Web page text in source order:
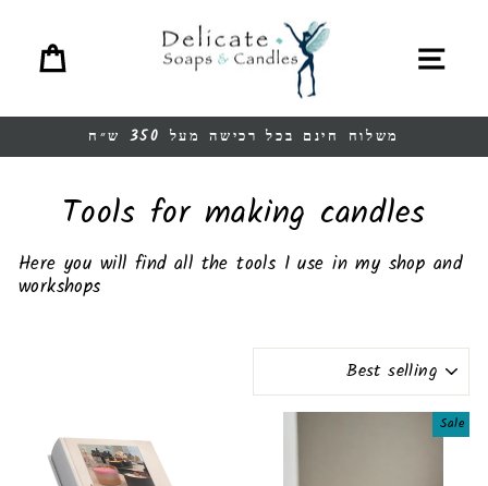
content
Site navigation
Pause
משלוח חינם בכל רכישה מעל 350 ש״ח
Tools for making candles
Here you will find all the tools I use in my shop and
workshops
SORT
Sale